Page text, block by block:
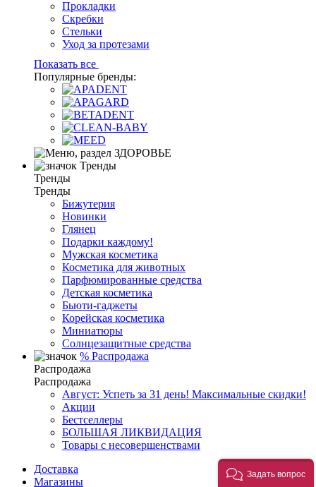
Прокладки
Скребки
Стельки
Уход за протезами
Показать все
Популярные бренды:
Тренды
Тренды
Тренды
Бижутерия
Новинки
Глянец
Подарки каждому!
Мужская косметика
Косметика для животных
Парфюмированные средства
Детская косметика
Бьюти-гаджеты
Корейская косметика
Миниатюры
Солнцезащитные средства
% Распродажа
Распродажа
Распродажа
Август: Успеть за 31 день! Максимальные скидки!
Акции
Бестселлеры
БОЛЬШАЯ ЛИКВИДАЦИЯ
Товары с несовершенствами
Доставка
Магазины
Задать вопрос